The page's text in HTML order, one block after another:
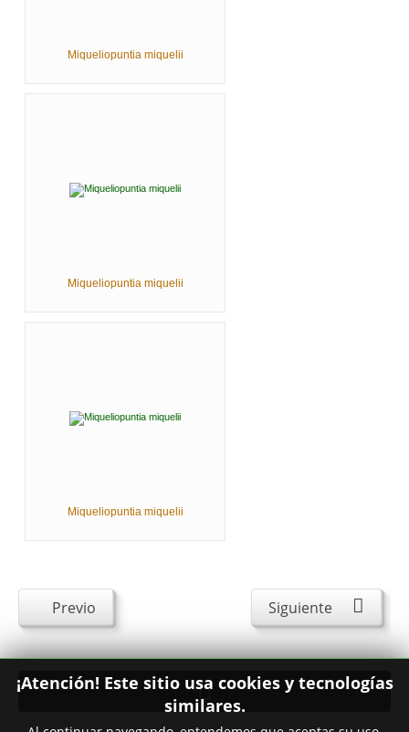
Miqueliopuntia miquelii
Miqueliopuntia miquelii
Miqueliopuntia miquelii
Previo Siguiente
¡Atención! Este sitio usa cookies y tecnologías
similares.